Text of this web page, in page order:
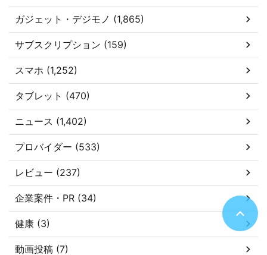
ガジェット・デジモノ (1,865)
サブスクリプション (159)
スマホ (1,252)
タブレット (470)
ニュース (1,402)
プロバイダー (533)
レビュー (237)
企業案件・PR (34)
健康 (3)
動画投稿 (7)